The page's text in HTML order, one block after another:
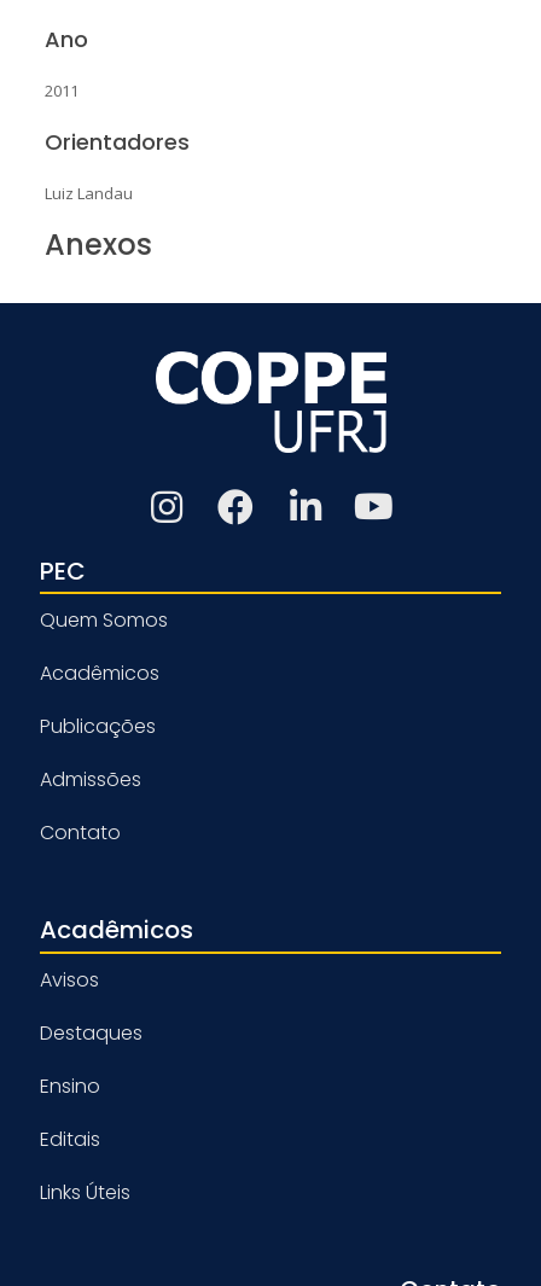
Ano
2011
Orientadores
Luiz Landau
Anexos
PEC
Quem Somos
Acadêmicos
Publicações
Admissões
Contato
Acadêmicos
Avisos
Destaques
Ensino
Editais
Links Úteis